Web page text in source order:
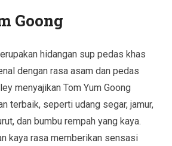
Goong
hidangan sup pedas khas
dengan rasa asam dan pedas
menyajikan Tom Yum Goong
terbaik, seperti udang segar, jamur,
dan bumbu rempah yang kaya.
kaya rasa memberikan sensasi